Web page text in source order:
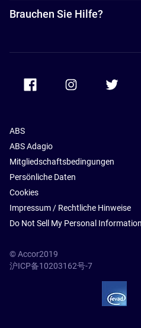
Brauchen Sie Hilfe?
Accor Facebook Accor
ABS
ABS Adagio
Mitgliedschaftsbedingungen
Persönliche Daten
Cookies
Impressum / Rechtliche Hinweise
Do Not Sell My Personal Information
© Accor2019
沪ICP备10203162号-7